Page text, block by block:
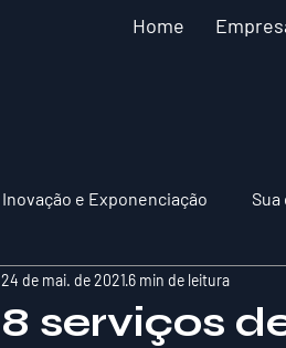
Home
Inovação e Exponenciação
8 serviços
24 de mai. de 2021 6 min de leitura